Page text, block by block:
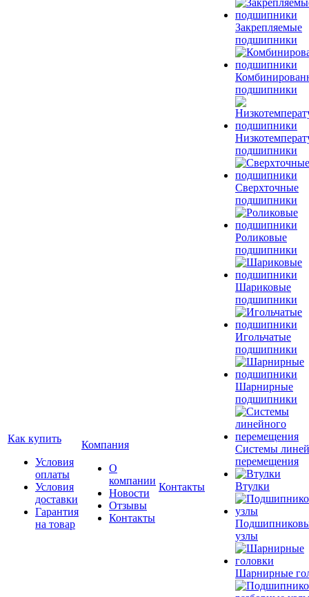
Как купить
Условия
оплаты
Условия
доставки
Гарантия
на товар
Компания
О
компании
Новости
Отзывы
Контакты
Контакты
Закрепляемые
подшипники
подшипники
подшипники
Сверхточные
подшипники
Роликовые
подшипники
Шариковые
подшипники
Игольчатые
подшипники
Шарнирные
подшипники
Системы
перемещения
Втулки
узлы
Шарнирные